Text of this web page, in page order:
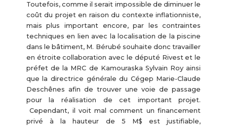
Toutefois, comme il serait impossible de diminuer le
coût du projet en raison du contexte inflationniste,
mais plus important encore, par les contraintes
techniques en lien avec la localisation de la piscine
dans le bâtiment, M. Bérubé souhaite donc travailler
en étroite collaboration avec le député Rivest et le
préfet de la MRC de Kamouraska Sylvain Roy ainsi
que la directrice générale du Cégep Marie-Claude
Deschênes afin de trouver une voie de passage
pour la réalisation de cet important projet.
Cependant, il voit mal comment un financement
privé à la hauteur de 5 M$ est justifiable,